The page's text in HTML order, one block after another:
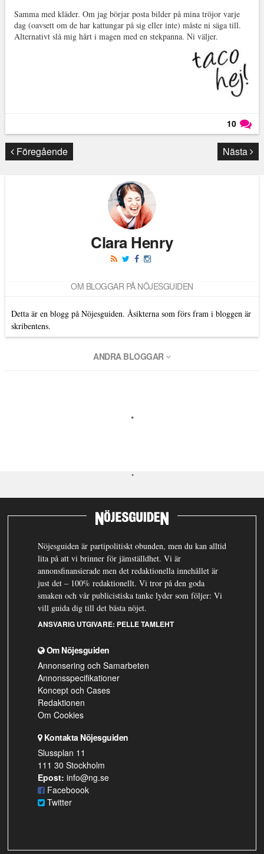
Samma med kläder. Om jag börjar posta bilder på mina tröjor varje
dag (oavsett om de har kattungar på sig eller inte) måste ni säga till.
Alternativt slå mig hårt i magen med en stekpanna. Ni väljer.
10
Läs kommentarer (10)
Föregående Nästa
Clara Henry
OM BLOGGAR PÅ NÖJESGUIDEN
Detta är en blogg på Nöjesguiden. Åsikterna som förs fram i bloggen är
skribentens.
ANDRA BLOGGAR
Nöjesguiden är partipolitiskt obunden, men du kan alltid
lita på att vi brinner för jämställdhet. Vi är
annonsfinansierade men det redaktionella innehållet är
just det – 100% redaktionellt. Vi tror på den goda
smaken och vår publicistiska tanke lyder som följer: Vi
vill guida dig till det bästa nöjet.
ANSVARIG UTGIVARE: PELLE TAMLEHT
Om Nöjesguiden
Annonsering och Samarbeten
Annonsspecifikationer
Koncept och Cases
Redaktionen
Om Cookies
Kontakta Nöjesguiden
Slussplan 11
111 30 Stockholm
Epost: info@ng.se
Faceboook
Twitter